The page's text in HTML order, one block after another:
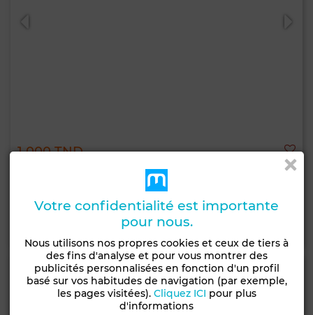
1 000 TND
Maison à Les Jardins d'El Menzah 2, Ariana
1 Sdb.
Votre confidentialité est importante
pour nous.
Nous utilisons nos propres cookies et ceux de tiers à
des fins d'analyse et pour vous montrer des
publicités personnalisées en fonction d'un profil
basé sur vos habitudes de navigation (par exemple,
les pages visitées). Cliquez ICI pour plus
d'informations